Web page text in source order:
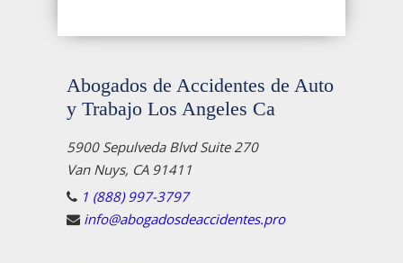
Abogados de Accidentes de Auto
y Trabajo Los Angeles Ca
5900 Sepulveda Blvd Suite 270
Van Nuys, CA 91411
1 (888) 997-3797
info@abogadosdeaccidentes.pro